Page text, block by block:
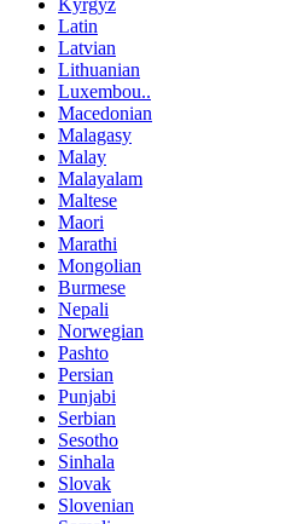
Latin
Latvian
Lithuanian
Luxembou..
Macedonian
Malagasy
Malay
Malayalam
Maltese
Maori
Marathi
Mongolian
Burmese
Nepali
Norwegian
Pashto
Persian
Punjabi
Serbian
Sesotho
Sinhala
Slovak
Slovenian